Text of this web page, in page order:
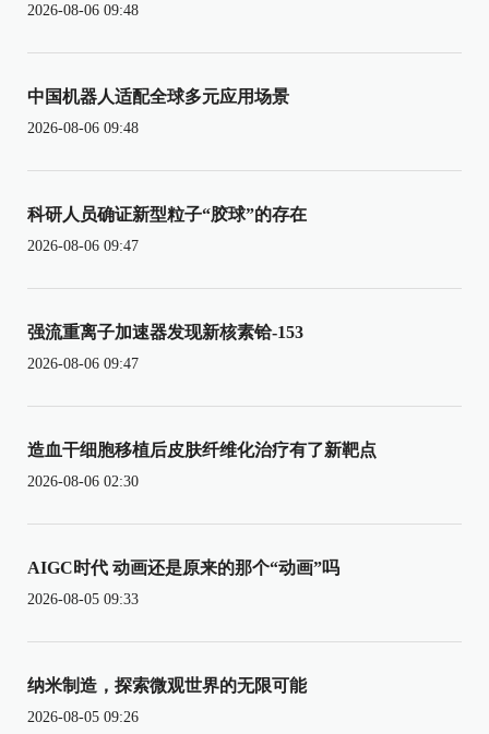
2026-08-06 09:48
中国机器人适配全球多元应用场景
2026-08-06 09:48
科研人员确证新型粒子“胶球”的存在
2026-08-06 09:47
强流重离子加速器发现新核素铪-153
2026-08-06 09:47
造血干细胞移植后皮肤纤维化治疗有了新靶点
2026-08-06 02:30
AIGC时代 动画还是原来的那个“动画”吗
2026-08-05 09:33
纳米制造，探索微观世界的无限可能
2026-08-05 09:26